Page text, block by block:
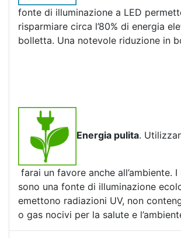
fonte di illuminazione a LED
risparmiare circa l’80% di energia
bolletta. Una notevole riduzione in
Energia pulita.
farai un favore anche all’ambiente.
sono una fonte di illuminazione
emettono radiazioni UV, non
o gas nocivi per la salute e